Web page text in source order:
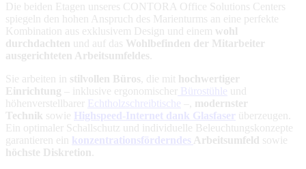
Die beiden Etagen unseres CONTORA Office Solutions Centers
spiegeln den hohen Anspruch des Marienturms an eine perfekte
Kombination aus exklusivem Design und einem wohl
durchdachten und auf das Wohlbefinden der Mitarbeiter
ausgerichteten Arbeitsumfeldes
Sie arbeiten in stilvollen Büros, die mit hochwertiger
Einrichtung – inklusive ergonomischer Bürostühle und
höhenverstellbarer
Echtholzschreibtische –, modernster
Technik sowie Highspeed-Internet dank Glasfaser überzeugen.
Ein optimaler Schallschutz und individuelle Beleuchtungskonzepte
garantieren ein konzentrationsförderndes Arbeitsumfeld sowie
höchste Diskretion